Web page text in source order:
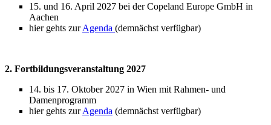
15. und 16. April 2027 bei der Copeland Europe GmbH in
Aachen
hier gehts zurAgenda (demnächst verfügbar)
2. Fortbildungsveranstaltung 2027
14. bis 17. Oktober 2027 in Wien mit Rahmen- und
Damenprogramm
hier gehts zurAgenda (demnächst verfügbar)